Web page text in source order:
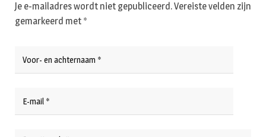
Je e-mailadres wordt niet gepubliceerd.Vereiste velden zijn
gemarkeerd met *